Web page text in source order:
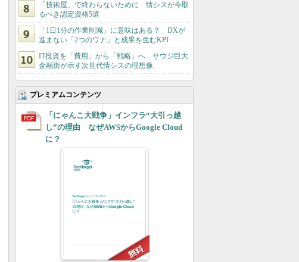
「技術屋」で終わらないために 情シスが今取
るべき認定資格5選
「1日1分の作業削減」に意味はある？ DXが
進まない「2つのワナ」と成果を生むKPI
IT投資を「費用」から「戦略」へ サウジ巨大
金融街が示す次世代情シスの理想像
プレミアムコンテンツ
「にゃんこ大戦争」インフラ“大引っ越
し”の理由 なぜAWSからGoogle Cloud
に？